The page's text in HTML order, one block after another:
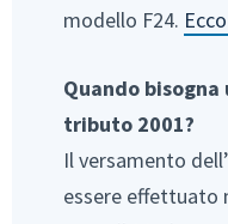
modello F24.
Quando
tributo 2001?
Il versamento
essere effettuato